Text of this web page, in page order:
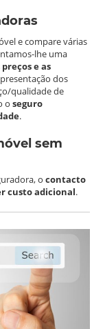
e compare várias
lhe uma
e as
dos
qualidade de
oseguro
.
sem
ocontacto
custo adicional.